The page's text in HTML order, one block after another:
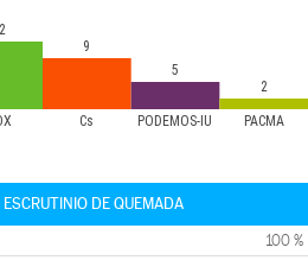
Cs PODEMOS-IU PACMA
9
5
2
ESCRUTINIO DE QUEMADA
100 %